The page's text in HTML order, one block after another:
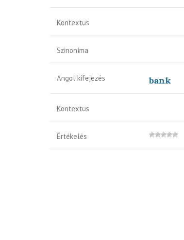
Kontextus
Szinoníma
Angol kifejezés bank
Kontextus
Értékelés